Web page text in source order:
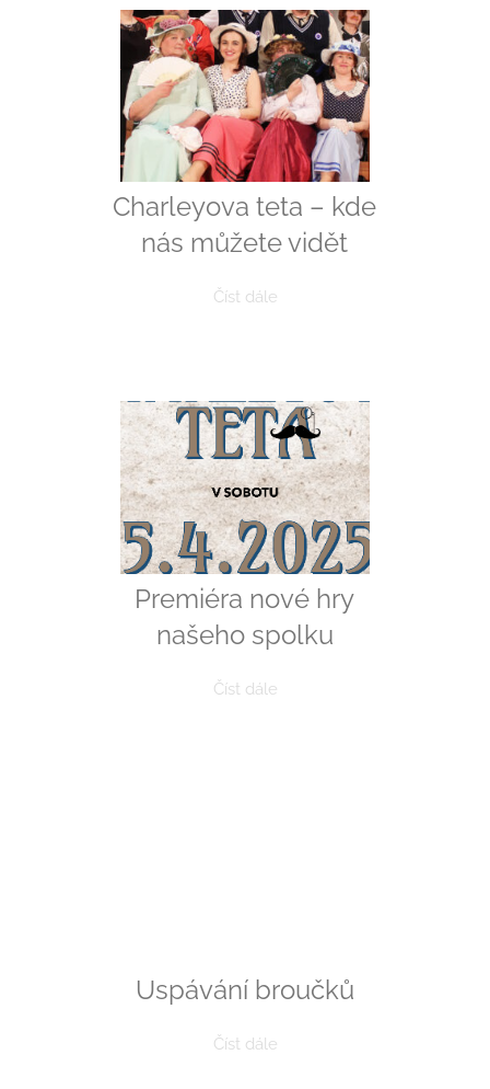
Charleyova teta – kde
nás můžete vidět
Číst dále
Premiéra nové hry
našeho spolku
Číst dále
Uspávání broučků
Číst dále